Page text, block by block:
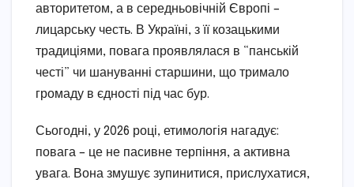
авторитетом, а в середньовічній Європі –
лицарську честь. В Україні, з її козацькими
традиціями, повага проявлялася в “панській
честі” чи шануванні старшини, що тримало
громаду в єдності під час бур.
Сьогодні, у 2026 році, етимологія нагадує:
повага – це не пасивне терпіння, а активна
увага. Вона змушує зупинитися, прислухатися,